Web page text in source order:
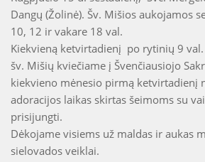
Dangų (Žolinė). Šv. Mišios aukojamos
10, 12 ir vakare 18 val.
Kiekvieną ketvirtadienį po rytinių 9
šv. Mišių kviečiame į Švenčiausiojo
kiekvieno mėnesio pirmą ketvirtadienį
adoracijos laikas skirtas šeimoms su
prisijungti.
Dėkojame visiems už maldas ir aukas
sielovados veiklai.